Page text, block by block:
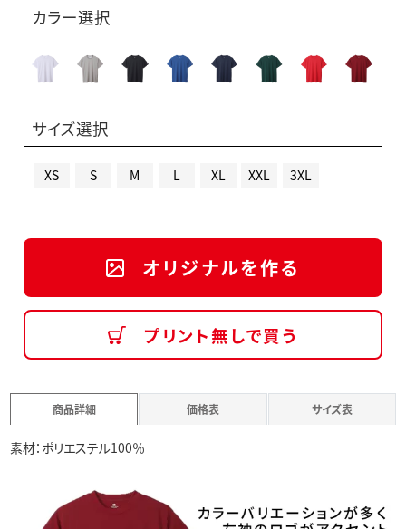
カラー選択
サイズ選択
XS S M L XL XXL 3XL
オリジナルを作る
プリント無しで買う
商品詳細 価格表 サイズ表
素材：ポリエステル100％